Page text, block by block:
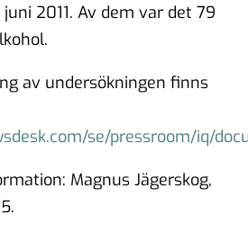
2011. Av dem var det 79
av undersökningen finns
se/pressroom/iq/
Magnus Jägerskog,